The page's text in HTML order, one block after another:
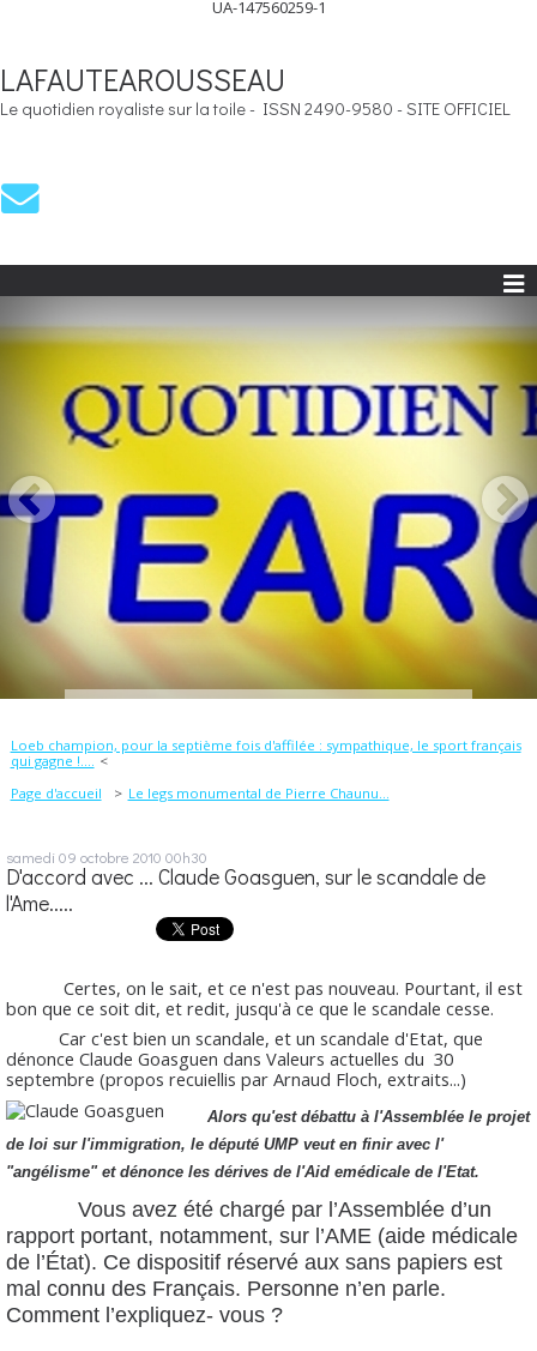
UA-147560259-1
LAFAUTEAROUSSEAU
Le quotidien royaliste sur la toile - ISSN 2490-9580 - SITE OFFICIEL
Loeb champion, pour la septième fois d'affilée : sympathique, le sport français
qui gagne !....
Page d'accueil
Le legs monumental de Pierre Chaunu...
samedi 09 octobre 2010 00h30
D'accord avec ... Claude Goasguen, sur le scandale de
l'Ame.....
Certes, on le sait, et ce n'est pas nouveau. Pourtant, il est
bon que ce soit dit, et redit, jusqu'à ce que le scandale cesse.
Car c'est bien un scandale, et un scandale d'Etat, que
dénonce Claude Goasguen dans Valeurs actuelles du 30
septembre (propos recuiellis par Arnaud Floch, extraits...)
Alors qu'est débattu à l'Assemblée le projet
de loi sur l'immigration, le député UMP veut en finir avec l'
"angélisme" et dénonce les dérives de l'Aid emédicale de l'Etat.
Vous avez été chargé par l’Assemblée d’un
rapport portant, notamment, sur l’AME (aide médicale
de l’État). Ce dispositif réservé aux sans papiers est
mal connu des Français. Personne n’en parle.
Comment l’expliquez- vous ?